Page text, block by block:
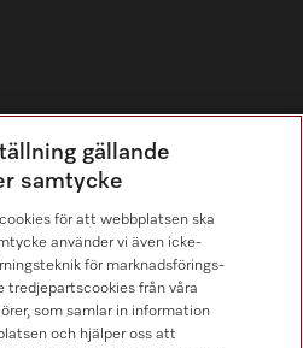
gällande
samtycke
för att webbplatsen ska
använder vi även icke-
för marknadsförings-
tredjepartscookies från våra
som samlar in information
och hjälper oss att